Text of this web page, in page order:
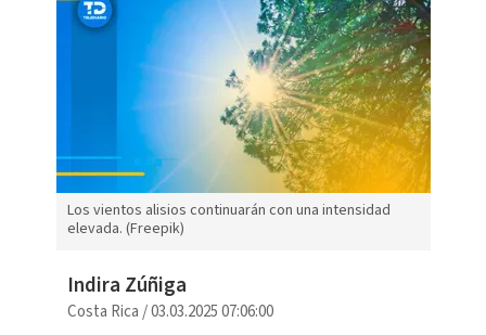
Los vientos alisios continuarán con una intensidad
elevada. (Freepik)
Indira Zúñiga
Costa Rica /03.03.2025 07:06:00